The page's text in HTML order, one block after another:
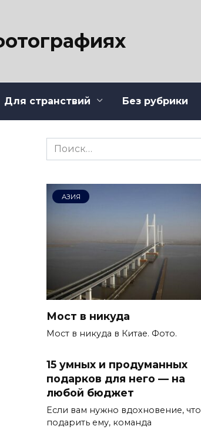
Для странствий Без рубрики
Search
for:
АЗИЯ
Мост в никуда
Мост в никуда в Китае. Фото.
15 умных и продуманных
подарков для него — на
любой бюджет
Если вам нужно вдохновение, что
подарить ему, команда